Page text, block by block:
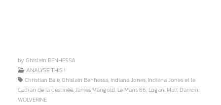
by Ghislain BENHESSA
ANALYSE THIS !
Christian Bale, Ghislain Benhessa, Indiana Jones, Indiana Jones et le
Cadran de la destinée, James Mangold, Le Mans 66, Logan, Matt Damon,
WOLVERINE